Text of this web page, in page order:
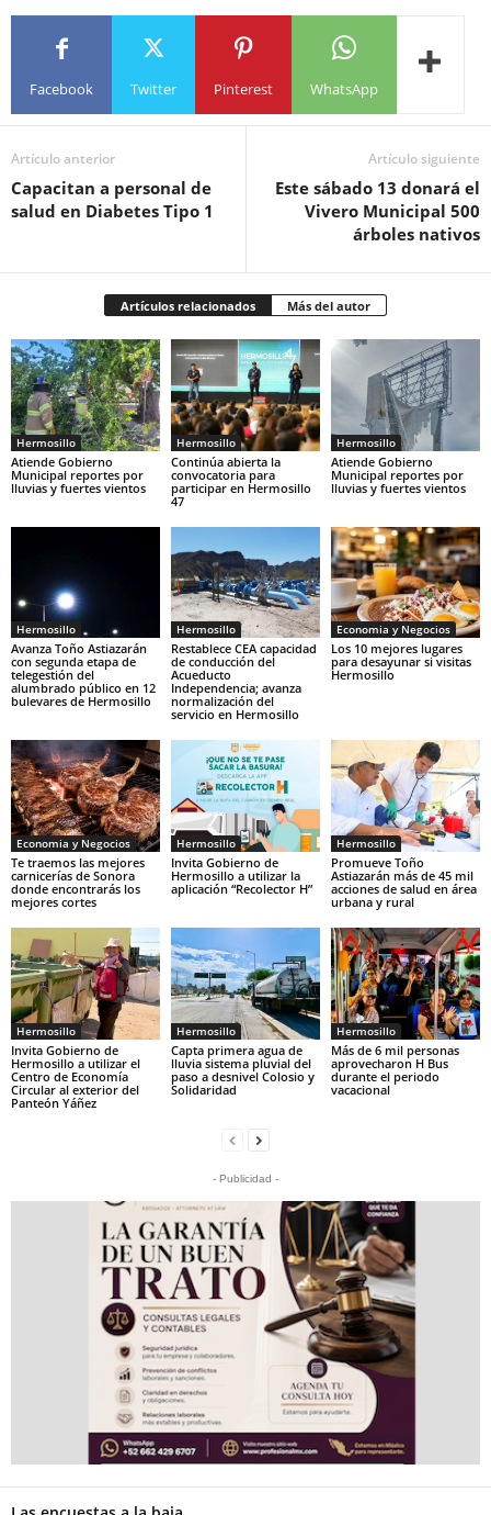
Facebook Twitter Pinterest WhatsApp
Artículo anterior
Capacitan a personal de
salud en Diabetes Tipo 1
Artículo siguiente
Este sábado 13 donará el
Vivero Municipal 500
árboles nativos
Artículos relacionados Más del autor
Hermosillo
Atiende Gobierno
Municipal reportes por
lluvias y fuertes vientos
Hermosillo
Continúa abierta la
convocatoria para
participar en Hermosillo
47
Hermosillo
Atiende Gobierno
Municipal reportes por
lluvias y fuertes vientos
Hermosillo
Avanza Toño Astiazarán
con segunda etapa de
telegestión del
alumbrado público en 12
bulevares de Hermosillo
Hermosillo
Restablece CEA capacidad
de conducción del
Acueducto
Independencia; avanza
normalización del
servicio en Hermosillo
Economia y Negocios
Los 10 mejores lugares
para desayunar si visitas
Hermosillo
Economia y Negocios
Te traemos las mejores
carnicerías de Sonora
donde encontrarás los
mejores cortes
Hermosillo
Invita Gobierno de
Hermosillo a utilizar la
aplicación “Recolector H”
Hermosillo
Promueve Toño
Astiazarán más de 45 mil
acciones de salud en área
urbana y rural
Hermosillo
Invita Gobierno de
Hermosillo a utilizar el
Centro de Economía
Circular al exterior del
Panteón Yáñez
Hermosillo
Capta primera agua de
lluvia sistema pluvial del
paso a desnivel Colosio y
Solidaridad
Hermosillo
Más de 6 mil personas
aprovecharon H Bus
durante el periodo
vacacional
- Publicidad -